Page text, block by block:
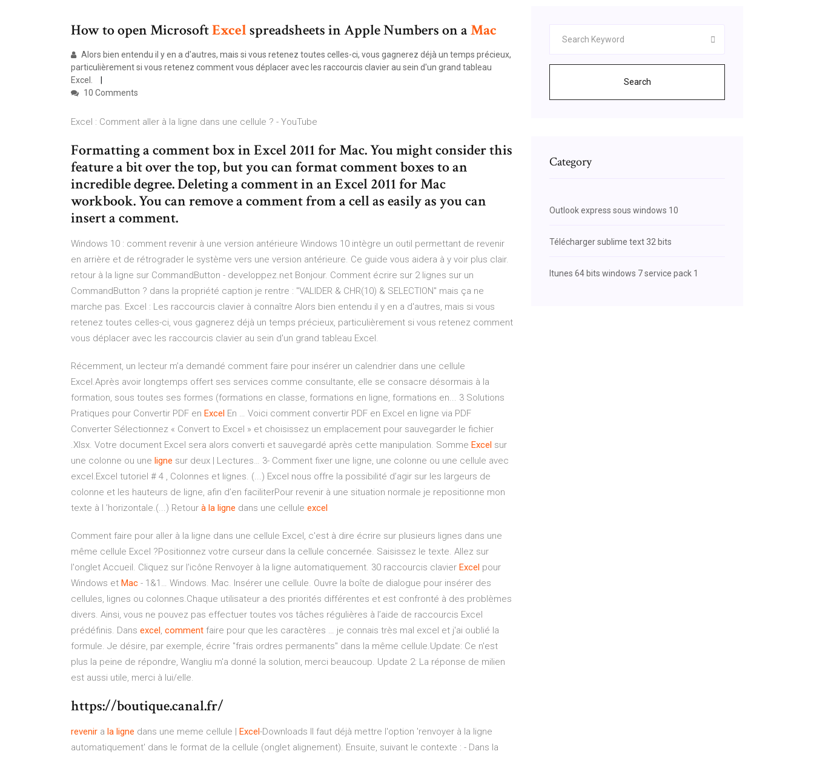
How to open MicrosoftExcelspreadsheets in Apple Numbers on aMac
Alors bien entendu il y en a d'autres, mais si vous retenez toutes celles-ci, vous gagnerez déjà un temps précieux,
particulièrement si vous retenez comment vous déplacer avec les raccourcis clavier au sein d'un grand tableau
Excel.
10 Comments
Excel : Comment aller à la ligne dans une cellule ? - YouTube
Formatting a comment box in Excel 2011 for Mac. You might consider this
feature a bit over the top, but you can format comment boxes to an
incredible degree. Deleting a comment in an Excel 2011 for Mac
workbook. You can remove a comment from a cell as easily as you can
insert a comment.
Windows 10 : comment revenir à une version antérieure Windows 10 intègre un outil permettant de revenir
en arrière et de rétrograder le système vers une version antérieure. Ce guide vous aidera à y voir plus clair.
retour à la ligne sur CommandButton - developpez.net Bonjour. Comment écrire sur 2 lignes sur un
CommandButton ? dans la propriété caption je rentre : "VALIDER & CHR(10) & SELECTION" mais ça ne
marche pas. Excel : Les raccourcis clavier à connaître Alors bien entendu il y en a d'autres, mais si vous
retenez toutes celles-ci, vous gagnerez déjà un temps précieux, particulièrement si vous retenez comment
vous déplacer avec les raccourcis clavier au sein d'un grand tableau Excel.
Récemment, un lecteur m’a demandé comment faire pour insérer un calendrier dans une cellule
Excel.Après avoir longtemps offert ses services comme consultante, elle se consacre désormais à la
formation, sous toutes ses formes (formations en classe, formations en ligne, formations en... 3 Solutions
Pratiques pour Convertir PDF en Excel En … Voici comment convertir PDF en Excel en ligne via PDF
Converter Sélectionnez « Convert to Excel » et choisissez un emplacement pour sauvegarder le fichier
.Xlsx. Votre document Excel sera alors converti et sauvegardé après cette manipulation. Somme Excel sur
une colonne ou une ligne sur deux | Lectures… 3- Comment fixer une ligne, une colonne ou une cellule avec
excel.Excel tutoriel # 4 , Colonnes et lignes. (...) Excel nous offre la possibilité d’agir sur les largeurs de
colonne et les hauteurs de ligne, afin d’en faciliterPour revenir à une situation normale je repositionne mon
texte à l ’horizontale.(...) Retour à la ligne dans une cellule excel
Comment faire pour aller à la ligne dans une cellule Excel, c'est à dire écrire sur plusieurs lignes dans une
même cellule Excel ?Positionnez votre curseur dans la cellule concernée. Saisissez le texte. Allez sur
l'onglet Accueil. Cliquez sur l'icône Renvoyer à la ligne automatiquement. 30 raccourcis clavier Excel pour
Windows et Mac - 1&1… Windows. Mac. Insérer une cellule. Ouvre la boîte de dialogue pour insérer des
cellules, lignes ou colonnes.Chaque utilisateur a des priorités différentes et est confronté à des problèmes
divers. Ainsi, vous ne pouvez pas effectuer toutes vos tâches régulières à l’aide de raccourcis Excel
prédéfinis. Dans excel, comment faire pour que les caractères … je connais très mal excel et j'ai oublié la
formule. Je désire, par exemple, écrire "frais ordres permanents" dans la même cellule.Update: Ce n'est
plus la peine de répondre, Wangliu m'a donné la solution, merci beaucoup. Update 2: La réponse de milien
est aussi utile, merci à lui/elle.
https://boutique.canal.fr/
revenir a la ligne dans une meme cellule | Excel-Downloads Il faut déjà mettre l'option 'renvoyer à la ligne
automatiquement' dans le format de la cellule (onglet alignement). Ensuite, suivant le contexte : - Dans la
Search
Category
Outlook express sous windows 10
Télécharger sublime text 32 bits
Itunes 64 bits windows 7 service pack 1